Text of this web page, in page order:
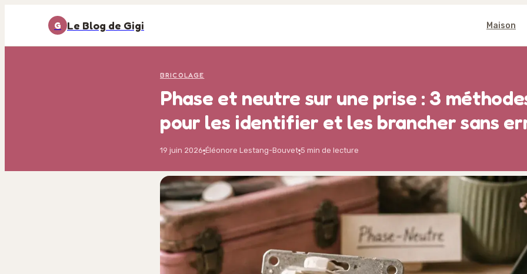
G Le Blog de Gigi Maison
BRICOLAGE
Phase et neutre sur une prise : 3
pour les identifier et les brancher sans
19 juin 2026·Éléonore Lestang-Bouvet·5 min de lecture